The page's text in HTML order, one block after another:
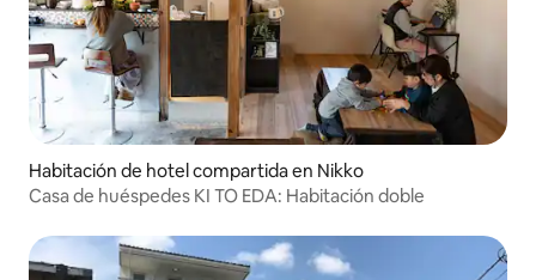
Habitación de hotel compartida en Nikko
Casa de huéspedes KI TO EDA: Habitación doble